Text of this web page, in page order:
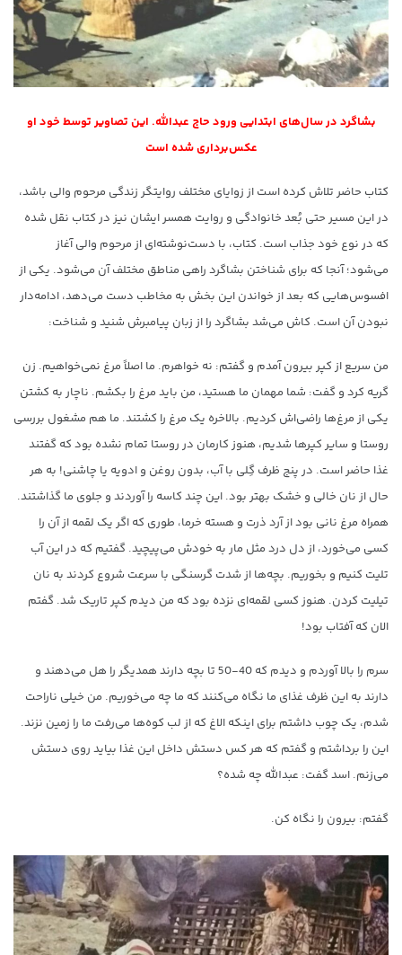
بشاگرد در سال‌های ابتدایی ورود حاج عبدالله. این تصاویر توسط خود او
عکس‌برداری شده است
کتاب حاضر تلاش کرده است از زوایای مختلف روایتگر زندگی مرحوم والی باشد،
در این مسیر حتی بُعد خانوادگی و روایت همسر ایشان نیز در کتاب نقل شده
که در نوع خود جذاب است. کتاب، با دست‌نوشته‌ای از مرحوم والی آغاز
می‌شود؛ آنجا که برای شناختن بشاگرد راهی مناطق مختلف آن می‌شود. یکی از
افسوس‌هایی که بعد از خواندن این بخش به مخاطب دست می‌دهد، ادامه‌دار
نبودن آن است. کاش می‌شد بشاگرد را از زبان پیامبرش شنید و شناخت:
من سریع از کپر بیرون آمدم و گفتم: نه خواهرم. ما اصلاً مرغ نمی‌خواهیم. زن
گریه کرد و گفت: شما مهمان ما هستید، من باید مرغ را بکشم. ناچار به کشتن
یکی از مرغ‌ها راضی‌اش کردیم. بالاخره یک مرغ را کشتند. ما هم مشغول بررسی
روستا و سایر کپرها شدیم، هنوز کارمان در روستا تمام نشده بود که گفتند
غذا حاضر است. در پنج ظرف گِلی با آب، بدون روغن و ادویه یا چاشنی! به هر
حال از نان خالی و خشک بهتر بود. این چند کاسه را آوردند و جلوی ما گذاشتند.
همراه مرغ نانی بود از آرد ذرت و هسته خرما، طوری که اگر یک لقمه از آن را
کسی می‌خورد، از دل درد مثل مار به خودش می‌پیچید. گفتیم که در این آب
تلیت کنیم و بخوریم. بچه‌ها از شدت گرسنگی با سرعت شروع کردند به نان
تیلیت کردن. هنوز کسی لقمه‌ای نزده بود که من دیدم کپر تاریک شد. گفتم
الان که آفتاب بود!
سرم را بالا آوردم و دیدم که 40-50 تا بچه دارند همدیگر را هل می‌دهند و
دارند به این ظرف غذای ما نگاه می‌کنند که ما چه می‌خوریم. من خیلی ناراحت
شدم، یک چوب داشتم برای اینکه الاغ که از لب کوه‌ها می‌رفت ما را زمین نزند.
این را برداشتم و گفتم که هر کس دستش داخل این غذا بیاید روی دستش
می‌زنم. اسد گفت: عبدالله چه شده؟
گفتم: بیرون را نگاه کن.